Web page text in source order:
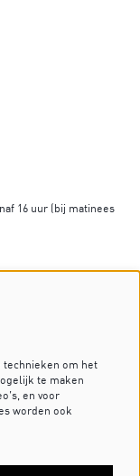
16 uur (bij matinees
technieken om het
te maken
en voor
worden ook